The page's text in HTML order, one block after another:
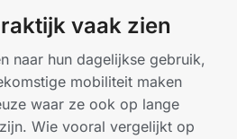
vaak zien
naar hun dagelijkse gebruik,
mobiliteit maken
waar ze ook op lange
Wie vooral vergelijkt op